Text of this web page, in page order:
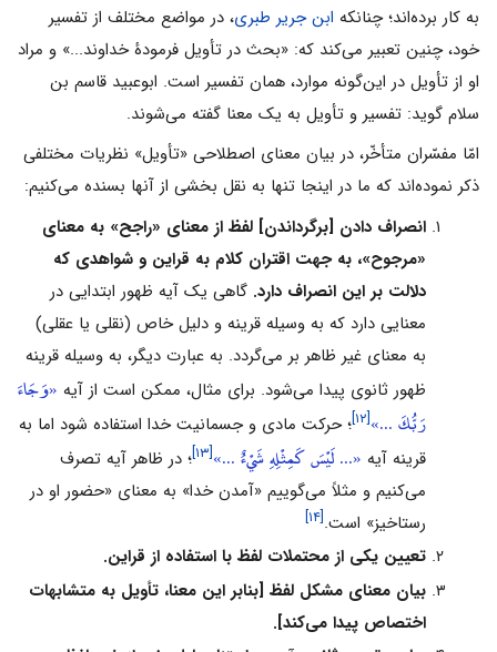
به کار برده‌اند؛ چنانکه ابن جریر طبرى، در مواضع مختلف از تفسیر
خود، چنین تعبیر مى‌کند که: «بحث در تأویل فرمودۀ خداوند...» و مراد
او از تأویل در این‌گونه موارد، همان تفسیر است. ابوعبید قاسم بن
سلام گوید: تفسیر و تأویل به یک معنا گفته مى‌شوند.
امّا مفسّران متأخّر، در بیان معناى اصطلاحى «تأویل» نظریات مختلفى
ذکر نموده‌اند که ما در اینجا تنها به نقل بخشى از آنها بسنده مى‌کنیم:
انصراف دادن [برگرداندن] لفظ از معناى «راجح» به معناى
«مرجوح»، به جهت اقتران کلام به قراین و شواهدى که
دلالت بر این انصراف دارد. گاهى یک آیه ظهور ابتدایى در
معنایى دارد که به وسیله قرینه و دلیل خاص (نقلى یا عقلى)
به معناى غیر ظاهر بر مى‌گردد. به عبارت دیگر، به وسیله قرینه
ظهور ثانوى پیدا مى‌شود. براى مثال، ممکن است از آیه «وَجَاءَ
رَبُّكَ ...»[۱۲]
؛ حرکت مادى و جسمانیت خدا استفاده شود اما به
قرینه آیه «... لَيْسَ كَمِثْلِهِ شَيْءٌ ...»[۱۳]
؛ در ظاهر آیه تصرف
مى‌کنیم و مثلاً مى‌گوییم «آمدن خدا» به معناى «حضور او در
رستاخیز» است.[۱۴]
تعیین یکى از محتملات لفظ با استفاده از قراین.
بیان معناى مشکل لفظ [بنابر این معنا، تأویل به متشابهات
اختصاص پیدا مى‌کند].